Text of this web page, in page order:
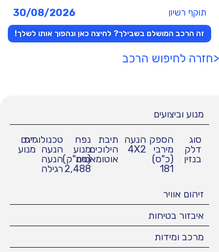
תוקף רשיון 30/08/2026
זה הרכב המושלם בשבילך? לחיצה כאן ונהפוך אותו לשלך!
<חזרה לחיפוש הרכב
מנוע וביצועים
סוג
דלק
בנזין
הספק
מירבי
(כ"ס)
181
הנעה
4X2
תיבת
הילוכים
אוטומאטית
נפח
מנוע
(סמ"ק)
2,488
טכנולוגיית
הנעה
הנעה
רגילה
דגם
מנוע
זיהום אוויר
איבזור בטיחות
מרכב ומידות